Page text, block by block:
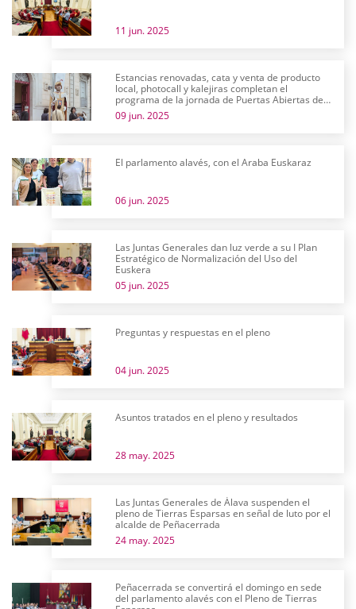
11 jun. 2025
Estancias renovadas, cata y venta de producto
local, photocall y kalejiras completan el
programa de la jornada de Puertas Abiertas de
las Juntas Generales
09 jun. 2025
El parlamento alavés, con el Araba Euskaraz
06 jun. 2025
Las Juntas Generales dan luz verde a su I Plan
Estratégico de Normalización del Uso del
Euskera
05 jun. 2025
Preguntas y respuestas en el pleno
04 jun. 2025
Asuntos tratados en el pleno y resultados
28 may. 2025
Las Juntas Generales de Álava suspenden el
pleno de Tierras Esparsas en señal de luto por el
alcalde de Peñacerrada
24 may. 2025
Peñacerrada se convertirá el domingo en sede
del parlamento alavés con el Pleno de Tierras